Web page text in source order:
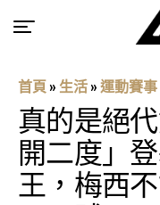
首頁 » 生活 » 運動賽事
真的是絕
開二度」
王，梅西